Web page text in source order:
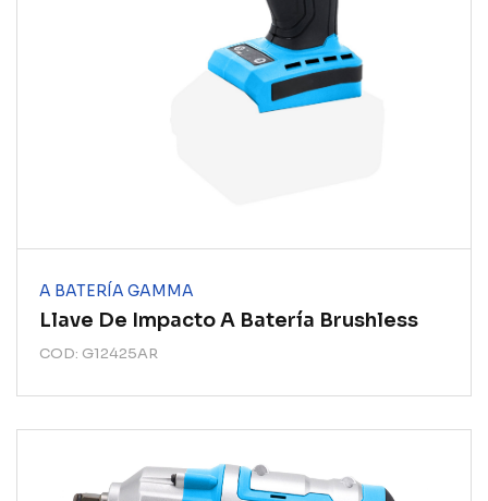
A BATERÍA GAMMA
Llave De Impacto A Batería Brushless
COD: G12425AR